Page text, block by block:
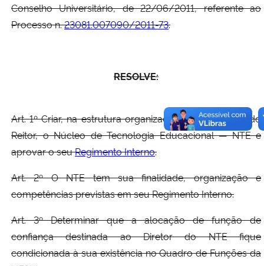
Conselho Universitário, de 22/06/2011, referente ao
Processo n.23081.007090/2011-73.
RESOLVE:
Art. 1º Criar, na estrutura organizacional do Gabinete do
Reitor, o Núcleo de Tecnologia Educacional — NTE e
aprovar o seuRegimento Interno.
Art. 2º O NTE tem sua finalidade, organização e
competências previstas em seu Regimento Interno.
Art. 3º Determinar que a alocação de função de
confiança destinada ao Diretor do NTE fique
condicionada à sua existência no Quadro de Funções da